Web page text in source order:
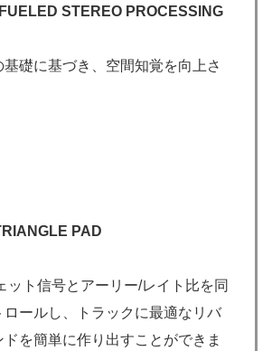
STEREO PROCESSING
基礎に基づき、空間知覚を向上さ
PAD
ット信号とアーリー/レイト比を同
ロールし、トラックに最適なリバ
ドを簡単に作り出すことができま